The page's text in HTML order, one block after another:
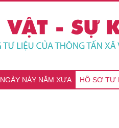
NGÀY NÀY NĂM XƯA HỒ SƠ TƯ